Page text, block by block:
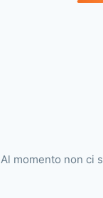
Al momento non ci